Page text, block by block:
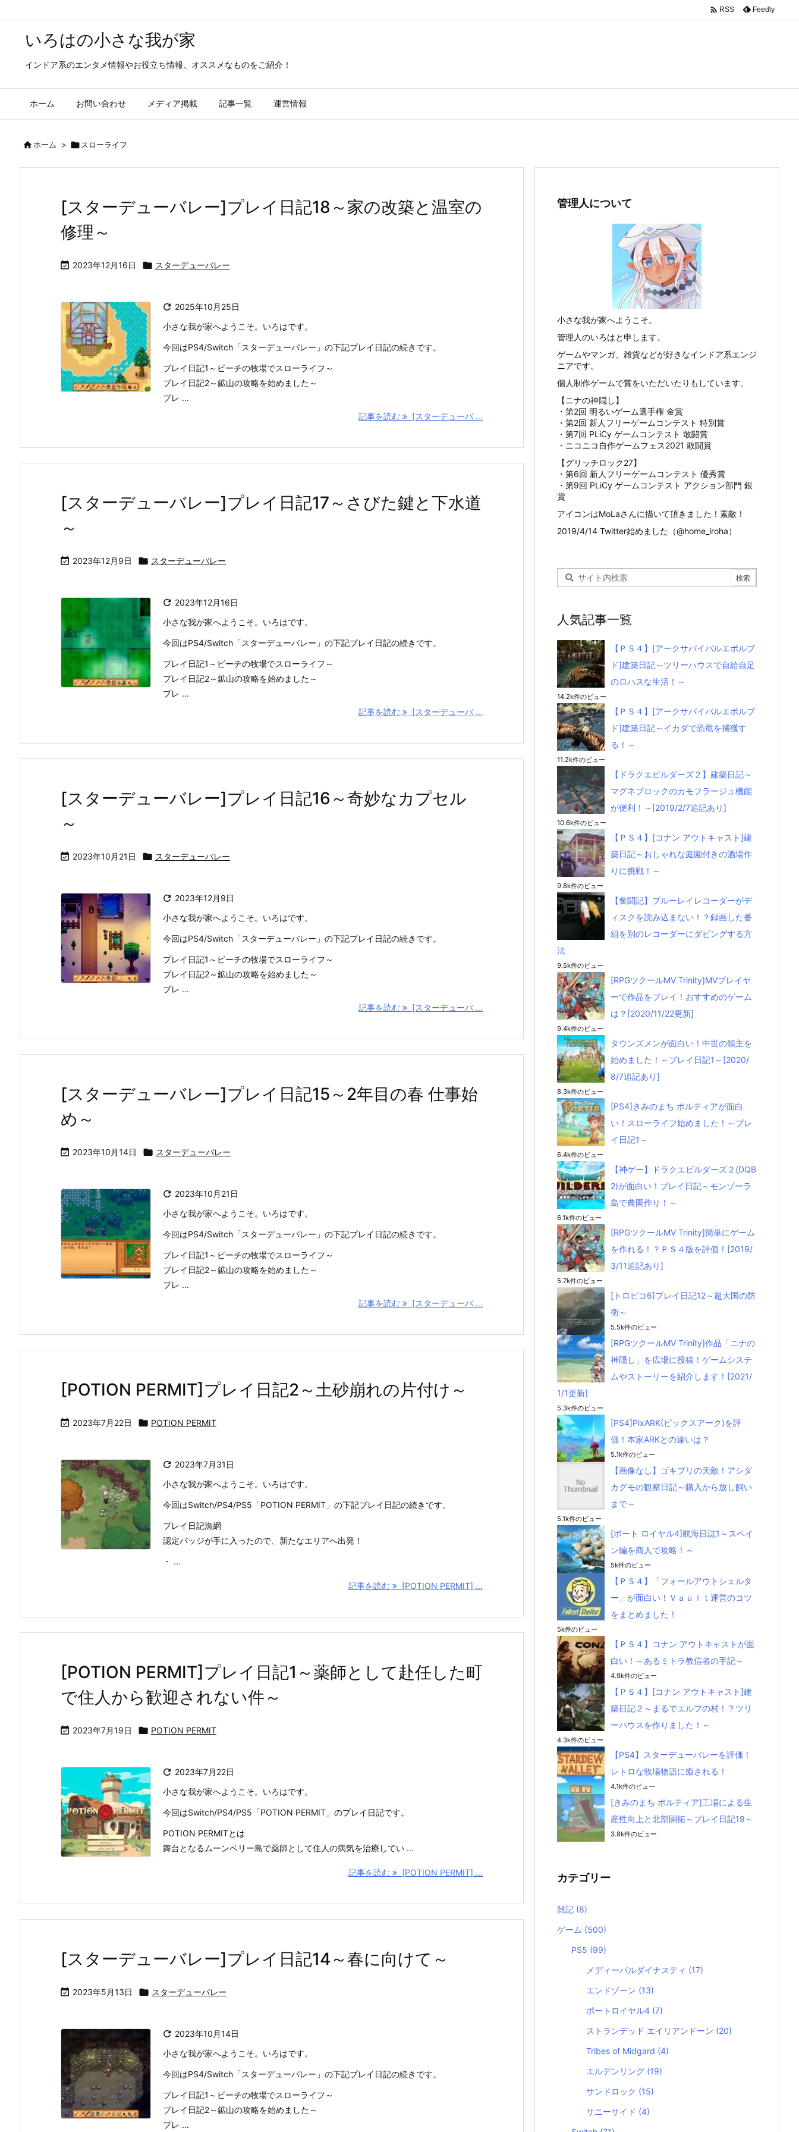
いろはの小さな我が家
インドア系のエンタメ情報やお役立ち情報、オススメなものをご紹介！
ホーム お問い合わせ メディア掲載 記事一覧 運営情報
 RSS Feedly
ホーム >  スローライフ
[スターデューバレー]プレイ日記18～家の改築と温室の
修理～
 2023年12月16日  スターデューバレー
 2025年10月25日
小さな我が家へようこそ。いろはです。
今回はPS4/Switch「スターデューバレー」の下記プレイ日記の続きです。
プレイ日記1～ビーチの牧場でスローライフ～
プレイ日記2～鉱山の攻略を始めました～
プレ ...
記事を読む
[スターデューバ ...
[スターデューバレー]プレイ日記17～さびた鍵と下水道
～
 2023年12月9日  スターデューバレー
 2023年12月16日
小さな我が家へようこそ。いろはです。
今回はPS4/Switch「スターデューバレー」の下記プレイ日記の続きです。
プレイ日記1～ビーチの牧場でスローライフ～
プレイ日記2～鉱山の攻略を始めました～
プレ ...
記事を読む
[スターデューバ ...
[スターデューバレー]プレイ日記16～奇妙なカプセル
～
 2023年10月21日  スターデューバレー
 2023年12月9日
小さな我が家へようこそ。いろはです。
今回はPS4/Switch「スターデューバレー」の下記プレイ日記の続きです。
プレイ日記1～ビーチの牧場でスローライフ～
プレイ日記2～鉱山の攻略を始めました～
プレ ...
記事を読む
[スターデューバ ...
[スターデューバレー]プレイ日記15～2年目の春 仕事始
め～
 2023年10月14日  スターデューバレー
 2023年10月21日
小さな我が家へようこそ。いろはです。
今回はPS4/Switch「スターデューバレー」の下記プレイ日記の続きです。
プレイ日記1～ビーチの牧場でスローライフ～
プレイ日記2～鉱山の攻略を始めました～
プレ ...
記事を読む
[スターデューバ ...
[POTION PERMIT]プレイ日記2～土砂崩れの片付け～
 2023年7月22日  POTION PERMIT
 2023年7月31日
小さな我が家へようこそ。いろはです。
今回はSwitch/PS4/PS5「POTION PERMIT」の下記プレイ日記の続きです。
プレイ日記漁網
認定バッジが手に入ったので、新たなエリアへ出発！
・ ...
記事を読む [POTION PERMIT] ...
[POTION PERMIT]プレイ日記1～薬師として赴任した町
で住人から歓迎されない件～
 2023年7月19日  POTION PERMIT
 2023年7月22日
小さな我が家へようこそ。いろはです。
今回はSwitch/PS4/PS5「POTION PERMIT」のプレイ日記です。
POTION PERMITとは
舞台となるムーンベリー島で薬師として住人の病気を治療してい ...
記事を読む [POTION PERMIT] ...
[スターデューバレー]プレイ日記14～春に向けて～
 2023年5月13日  スターデューバレー
 2023年10月14日
小さな我が家へようこそ。いろはです。
今回はPS4/Switch「スターデューバレー」の下記プレイ日記の続きです。
プレイ日記1～ビーチの牧場でスローライフ～
プレイ日記2～鉱山の攻略を始めました～
プレ ...
管理人について
小さな我が家へようこそ。
管理人のいろはと申します。
ゲームやマンガ、雑貨などが好きなインドア系エンジ
ニアです。
個人制作ゲームで賞をいただいたりもしています。
【ニナの神隠し】
・第2回 明るいゲーム選手権 金賞
・第2回 新人フリーゲームコンテスト 特別賞
・第7回 PLiCy ゲームコンテスト 敢闘賞
・ニコニコ自作ゲームフェス2021 敢闘賞
【グリッチロック27】
・第6回 新人フリーゲームコンテスト 優秀賞
・第9回 PLiCy ゲームコンテスト アクション部門 銀
賞
アイコンはMoLaさんに描いて頂きました！素敵！
2019/4/14 Twitter始めました（@home_iroha）
人気記事一覧
【ＰＳ４】[アークサバイバルエボルブ
ド]建築日記～ツリーハウスで自給自足
のロハスな生活！～
14.2k件のビュー
【ＰＳ４】[アークサバイバルエボルブ
ド]建築日記～イカダで恐竜を捕獲す
る！～
11.2k件のビュー
【ドラクエビルダーズ２】建築日記～
マグネブロックのカモフラージュ機能
が便利！～[2019/2/7追記あり]
10.6k件のビュー
【ＰＳ４】[コナン アウトキャスト]建
築日記～おしゃれな庭園付きの酒場作
りに挑戦！～
9.8k件のビュー
【奮闘記】ブルーレイレコーダーがデ
ィスクを読み込まない！？録画した番
組を別のレコーダーにダビングする方
法
9.5k件のビュー
[RPGツクールMV Trinity]MVプレイヤ
ーで作品をプレイ！おすすめのゲーム
は？[2020/11/22更新]
9.4k件のビュー
タウンズメンが面白い！中世の領主を
始めました！～プレイ日記1～[2020/
8/7追記あり]
8.3k件のビュー
[PS4]きみのまち ポルティアが面白
い！スローライフ始めました！～プレ
イ日記1～
6.4k件のビュー
【神ゲー】ドラクエビルダーズ２(DQB
2)が面白い！プレイ日記～モンゾーラ
島で農園作り！～
6.1k件のビュー
[RPGツクールMV Trinity]簡単にゲーム
を作れる！？ＰＳ４版を評価！[2019/
3/11追記あり]
5.7k件のビュー
[トロピコ6]プレイ日記12～超大国の防
衛～
5.5k件のビュー
[RPGツクールMV Trinity]作品「ニナの
神隠し」を広場に投稿！ゲームシステ
ムやストーリーを紹介します！[2021/
1/1更新]
5.3k件のビュー
[PS4]PixARK(ピックスアーク)を評
価！本家ARKとの違いは？
5.1k件のビュー
【画像なし】ゴキブリの天敵！アシダ
カグモの観察日記～購入から放し飼い
まで～
5.1k件のビュー
[ポート ロイヤル4]航海日誌1～スペイ
ン編を商人で攻略！～
5k件のビュー
【ＰＳ４】「フォールアウトシェルタ
ー」が面白い！Ｖａｕｌｔ運営のコツ
をまとめました！
5k件のビュー
【ＰＳ４】コナン アウトキャストが面
白い！～あるミトラ教信者の手記～
4.9k件のビュー
【ＰＳ４】[コナン アウトキャスト]建
築日記２～まるでエルフの村！？ツリ
ーハウスを作りました！～
4.3k件のビュー
【PS4】スターデューバレーを評価！
レトロな牧場物語に癒される！
4.1k件のビュー
[きみのまち ポルティア]工場による生
産性向上と北部開拓～プレイ日記19～
3.8k件のビュー
カテゴリー
雑記 (8)
ゲーム (500)
PS5 (99)
メディーバルダイナスティ (17)
エンドゾーン (13)
ポートロイヤル4 (7)
ストランデッド エイリアンドーン (20)
Tribes of Midgard (4)
エルデンリング (19)
サンドロック (15)
サニーサイド (4)